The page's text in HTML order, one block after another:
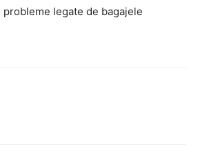
legate de bagajele